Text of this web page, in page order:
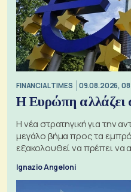
FINANCIAL TIMES 09.08.2026,
Η Ευρώπη αλλάζει
Η νέα στρατηγική για την
μεγάλο βήμα προς τα
εξακολουθεί να πρέπει να
Ignazio Angeloni